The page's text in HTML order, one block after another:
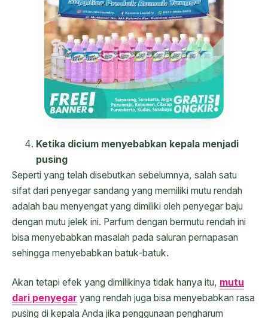
Ketika dicium menyebabkan kepala menjadi
pusing
Seperti yang telah disebutkan sebelumnya, salah satu
sifat dari penyegar sandang yang memiliki mutu rendah
adalah bau menyengat yang dimiliki oleh penyegar baju
dengan mutu jelek ini. Parfum dengan bermutu rendah ini
bisa menyebabkan masalah pada saluran pernapasan
sehingga menyebabkan batuk-batuk.
Akan tetapi efek yang dimilikinya tidak hanya itu, mutu
dari penyegar yang rendah juga bisa menyebabkan rasa
pusing di kepala Anda jika penggunaan pengharum